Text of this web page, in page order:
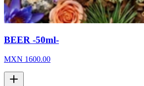
BEER -50ml-
MXN 1600.00